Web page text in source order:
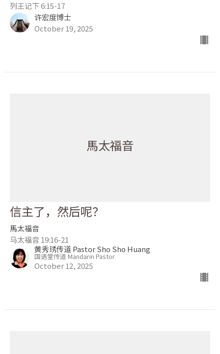
列王记下 6:15-17
许宏度博士
October 19, 2025
馬太福音
信主了，然后呢？
馬太福音
马太福音 19:16-21
黄秀琇传道 Pastor Sho Sho Huang
国语堂传道 Mandarin Pastor
October 12, 2025